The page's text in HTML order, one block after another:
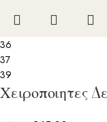
36
37
39
Χειροποιητες